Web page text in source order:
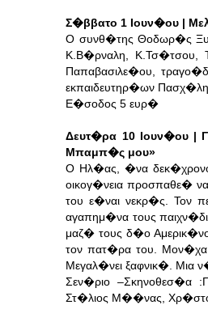
Σ�ββατο 1 Ιουν�ου |
Ο συνθ�της Θοδωρ�ς
Κ.Β�ρναλη, Κ.Τσ�τσου,
Παπαβασιλε�ου,
εκπαιδευτηρ�ων Πασχ�λη
Ε�σοδος 5 ευρ�
Δευτ�ρα 10 Ιουν�ου |
Μπαμπ�ς μου»
Ο Ηλ�ας, �να δεκ�χρονο
οικογ�νεια προσπαθε�
του ε�ναι νεκρ�ς. Τον
αγαπημ�να τους
μαζ� τους δ�ο
τον πατ�ρα του. Μον�χα
Μεγαλ�νει ξαφνικ�. Μια
Σεν�ριο –Σκηνοθεσ�α
Στ�λιος Μ��νας,